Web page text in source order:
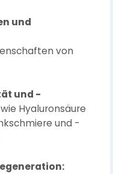
und
von
und -
Hyaluronsäure
und -